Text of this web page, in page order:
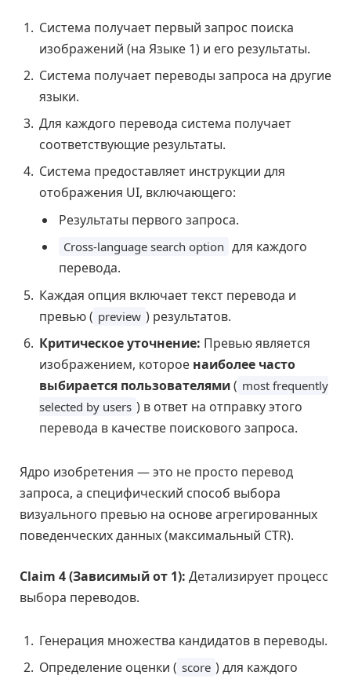
Система получает первый запрос поиска
изображений (на Языке 1) и его результаты.
Система получает переводы запроса на другие
языки.
Для каждого перевода система получает
соответствующие результаты.
Система предоставляет инструкции для
отображения UI, включающего:
Результаты первого запроса.
Cross-language search option для каждого
перевода.
Каждая опция включает текст перевода и
превью ( preview ) результатов.
Критическое уточнение: Превью является
изображением, которое наиболее часто
выбирается пользователями( most frequently
selected by users ) в ответ на отправку этого
перевода в качестве поискового запроса.
Ядро изобретения — это не просто перевод
запроса, а специфический способ выбора
визуального превью на основе агрегированных
поведенческих данных (максимальный CTR).
Claim 4 (Зависимый от 1): Детализирует процесс
выбора переводов.
Генерация множества кандидатов в переводы.
Определение оценки ( score ) для каждого